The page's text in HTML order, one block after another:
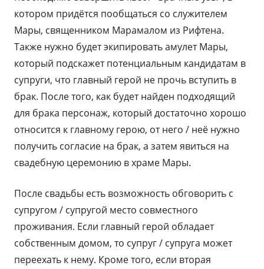
котором придётся пообщаться со служителем
Мары, священником Марамалом из Рифтена.
Также нужно будет экипировать амулет Мары,
который подскажет потенциальным кандидатам в
супруги, что главный герой не прочь вступить в
брак. После того, как будет найден подходящий
для брака персонаж, который достаточно хорошо
относится к главному герою, от него / неё нужно
получить согласие на брак, а затем явиться на
свадебную церемонию в храме Мары.
После свадьбы есть возможность обговорить с
супругом / супругой место совместного
проживания. Если главный герой обладает
собственным домом, то супруг / супруга может
переехать к нему. Кроме того, если вторая